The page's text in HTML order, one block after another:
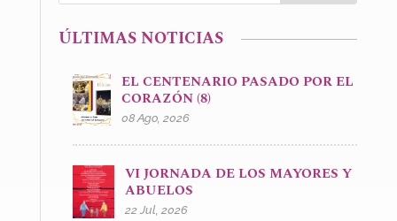
ÚLTIMAS NOTICIAS
EL CENTENARIO PASADO POR EL
CORAZÓN (8)
08 Ago, 2026
VI JORNADA DE LOS MAYORES Y
ABUELOS
22 Jul, 2026